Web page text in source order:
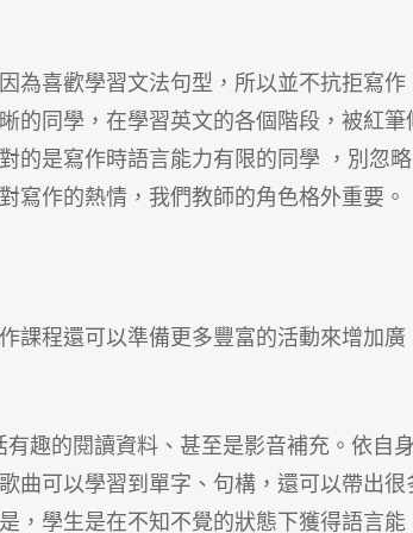
為喜歡學習文法句型，所以並不抗拒寫作
的同學，在學習英文的各個階段，被紅筆
的是寫作時語言能力有限的同學 ，別忽
寫作的熱情，我們教師的角色格外重要。
課程還可以準備更多豐富的活動來增加廣
趣的閱讀資料、甚至是影音補充。依自
曲可以學習到單字、句構，還可以帶出很
，學生是在不知不覺的狀態下獲得語言能